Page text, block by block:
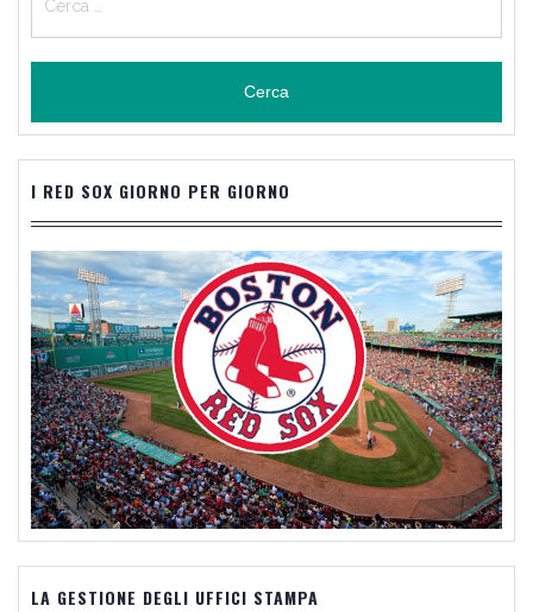
per:
I RED SOX GIORNO PER GIORNO
LA GESTIONE DEGLI UFFICI STAMPA